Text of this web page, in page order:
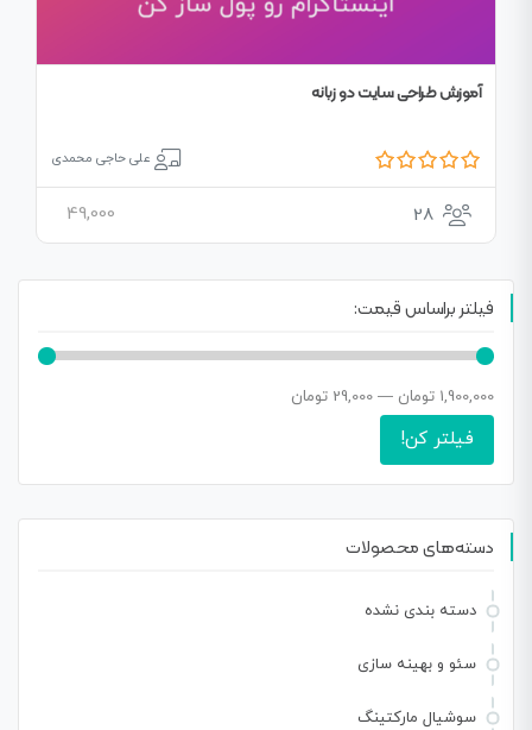
آموزش طراحی سایت دو زبانه
علی حاجی محمدی
28
49,000
فیلتر براساس قیمت:
1,900,000 تومان — 29,000 تومان
فیلتر کن!
دسته‌های محصولات
دسته بندی نشده
سئو و بهینه سازی
سوشیال مارکتینگ